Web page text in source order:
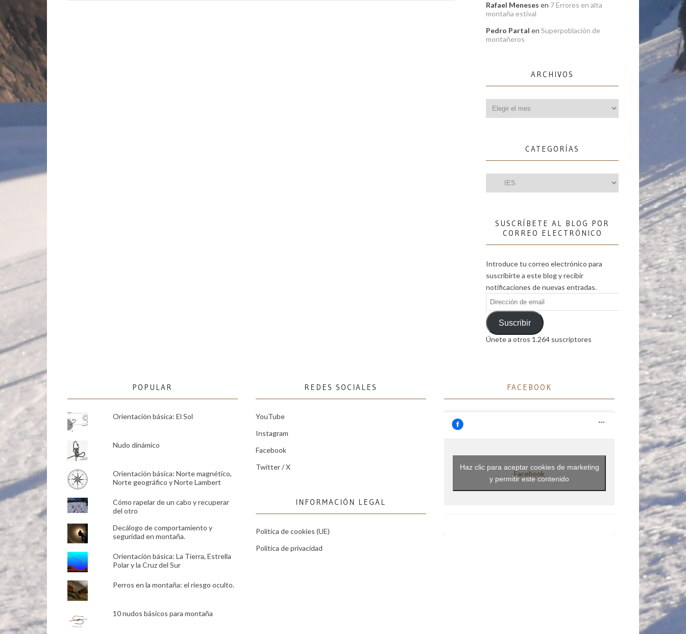
Rafael Meneses en 7 Errores en alta
montaña estival
Pedro Partal en Superpoblación de
montañeros
ARCHIVOS
CATEGORÍAS
SUSCRÍBETE AL BLOG POR
CORREO ELECTRÓNICO
Introduce tu correo electrónico para
suscribirte a este blog y recibir
notificaciones de nuevas entradas.
Dirección
de
emailSuscribir
Únete a otros 1.264 suscriptores
POPULAR
Orientación básica: El Sol
Nudo dinámico
Orientación básica: Norte magnético,
Norte geográfico y Norte Lambert
Cómo rapelar de un cabo y recuperar
del otro
Decálogo de comportamiento y
seguridad en montaña.
Orientación básica: La Tierra, Estrella
Polar y la Cruz del Sur
Perros en la montaña: el riesgo oculto.
10 nudos básicos para montaña
REDES SOCIALES
YouTube
Instagram
Facebook
Twitter / X
INFORMACIÓN LEGAL
Política de cookies (UE)
Política de privacidad
FACEBOOK
Facebook
Haz clic para aceptar cookies de marketing
y permitir este contenido